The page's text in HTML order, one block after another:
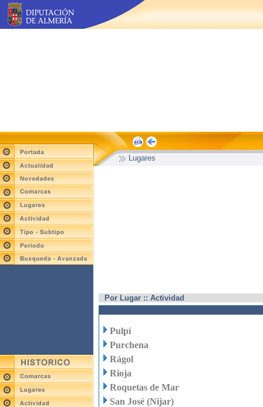
Lugares
Por Lugar :: Actividad
Pulpí
Purchena
Rágol
Rioja
Roquetas de Mar
San José (Nijar)